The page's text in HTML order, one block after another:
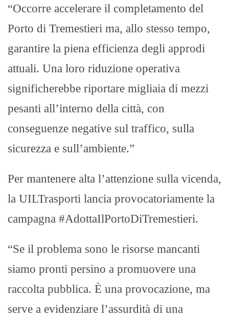
“Occorre accelerare il completamento del
Porto di Tremestieri ma, allo stesso tempo,
garantire la piena efficienza degli approdi
attuali. Una loro riduzione operativa
significherebbe riportare migliaia di mezzi
pesanti all’interno della città, con
conseguenze negative sul traffico, sulla
sicurezza e sull’ambiente.”
Per mantenere alta l’attenzione sulla vicenda,
la UILTrasporti lancia provocatoriamente la
campagna #AdottaIlPortoDiTremestieri.
“Se il problema sono le risorse mancanti
siamo pronti persino a promuovere una
raccolta pubblica. È una provocazione, ma
serve a evidenziare l’assurdità di una